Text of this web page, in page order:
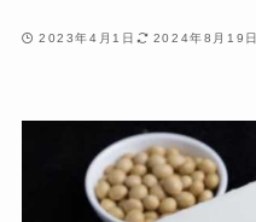
2023年4月1日 2024年8月19日